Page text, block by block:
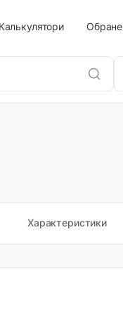
Калькулятори Обране
Характеристики